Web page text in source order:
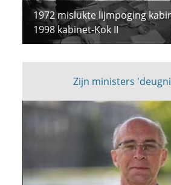
1972 mislukte lijmpoging
1998 kabinet-Kok II
Zijn ministers